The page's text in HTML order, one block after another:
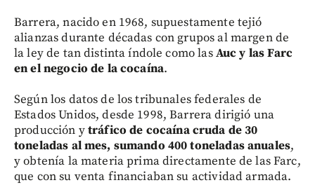
Barrera, nacido en 1968, supuestamente tejió
alianzas durante décadas con grupos al margen de
la ley de tan distinta índole como lasAuc y las Farc
en el negocio de la cocaína.
Según los datos de los tribunales federales de
Estados Unidos, desde 1998, Barrera dirigió una
producción ytráfico de cocaína cruda de 30
toneladas al mes, sumando 400 toneladas anuales,
y obtenía la materia prima directamente de las Farc,
que con su venta financiaban su actividad armada.